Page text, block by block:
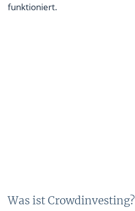
funktioniert.
Was ist Crowdinvesting?